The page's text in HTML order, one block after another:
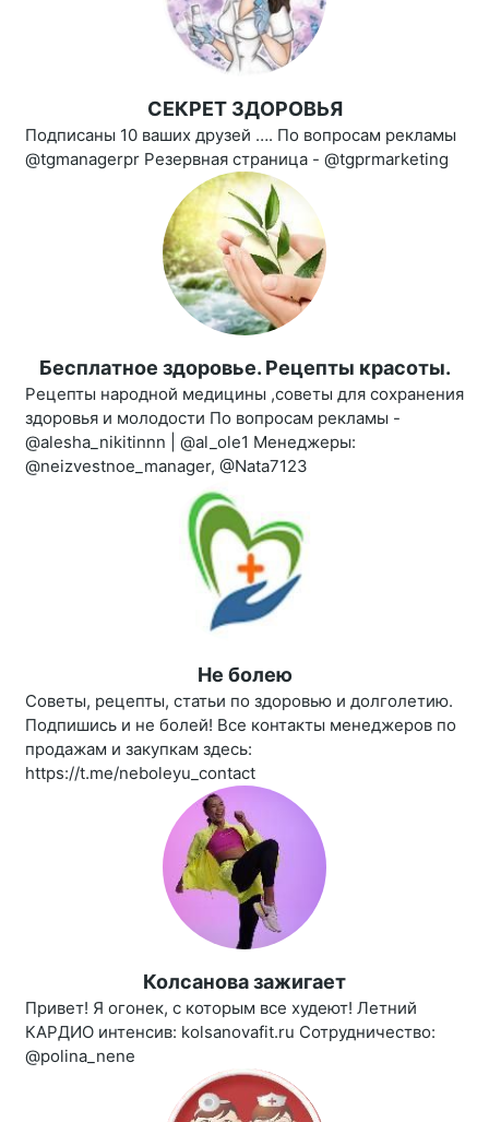
СЕКРЕТ ЗДОРОВЬЯ
Подписаны 10 ваших друзей …. По вопросам рекламы
@tgmanagerpr Резервная страница - @tgprmarketing
Бесплатное здоровье. Рецепты красоты.
Рецепты народной медицины ,советы для сохранения
здоровья и молодости По вопросам рекламы -
@alesha_nikitinnn | @al_ole1 Менеджеры:
@neizvestnoe_manager, @Nata7123
Не болею
Советы, рецепты, статьи по здоровью и долголетию.
Подпишись и не болей! Все контакты менеджеров по
продажам и закупкам здесь:
https://t.me/neboleyu_contact
Колсанова зажигает
Привет! Я огонек, с которым все худеют! Летний
КАРДИО интенсив: kolsanovafit.ru Сотрудничество:
@polina_nene